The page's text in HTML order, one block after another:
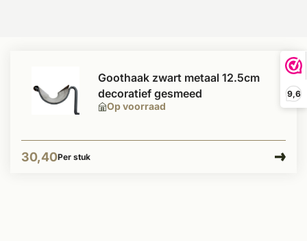
9,6
Op voorraad
Goothaak zwart metaal 12.5cm
decoratief gesmeed
30,40Per stuk